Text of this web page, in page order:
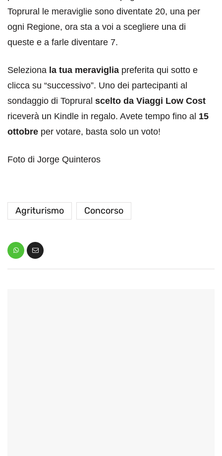
Toprural le meraviglie sono diventate 20, una per
ogni Regione, ora sta a voi a scegliere una di
queste e a farle diventare 7.
Seleziona la tua meraviglia preferita qui sotto e
clicca su “successivo”. Uno dei partecipanti al
sondaggio di Toprural scelto da Viaggi Low Cost
riceverà un Kindle in regalo. Avete tempo fino al 15
ottobre per votare, basta solo un voto!
Foto di Jorge Quinteros
Agriturismo Concorso